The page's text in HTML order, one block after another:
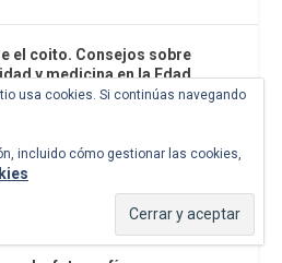
el coito. Consejos sobre
y medicina en la Edad
El Desvelo, 2026
son los primeros
usa cookies. Si continúas navegando
incluido cómo gestionar las cookies,